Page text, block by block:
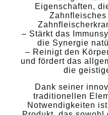
Eigenschaften,
Zahnfleisches
– Stärkt das
die Synergie
– Reinigt den
und fördert das
die
Dank seiner
traditionellen
Notwendigkeiten ist